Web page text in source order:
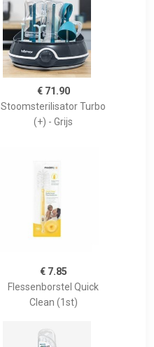
€ 71.90
Stoomsterilisator Turbo
(+) - Grijs
€ 7.85
Flessenborstel Quick
Clean (1st)